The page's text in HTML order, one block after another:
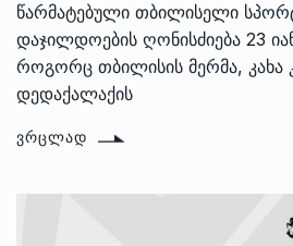
წარმატებული თბილისელი
დაჯილდოების ღონისძიება 23
როგორც თბილისის მერმა, კახა
დედაქალაქის
ᲕᲠᲪᲚᲐᲓ